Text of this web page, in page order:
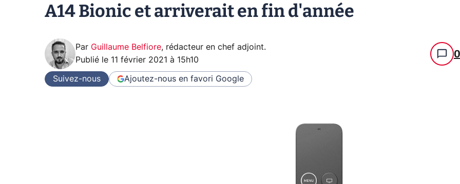
A14 Bionic et arriverait en fin d'année
Par Guillaume Belfiore, rédacteur en chef adjoint.
Publié le 11 février 2021 à 15h10 0
Suivez-nous Ajoutez-nous en favori Google